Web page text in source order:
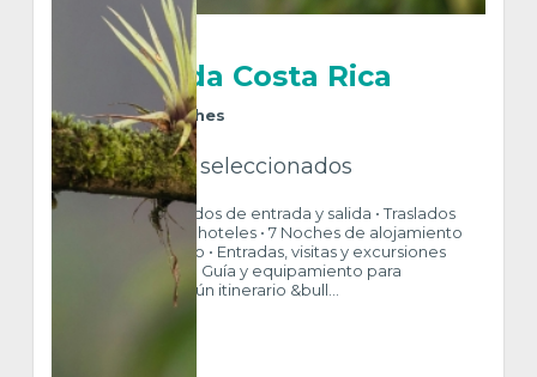
Pura Vida Costa Rica
8Días7Noches
Programas seleccionados
INCLUYE • Traslados de entrada y salida • Traslados
entre destinos y hoteles • 7 Noches de alojamiento
• Desayuno diario • Entradas, visitas y excursiones
según itinerario • Guía y equipamiento para
excursiones según itinerario &bull...